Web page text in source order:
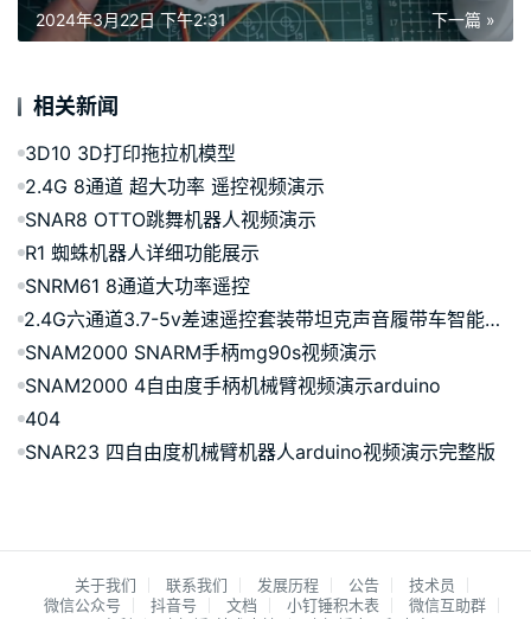
下一篇 »
2024年3月22日 下午2:31
相关新闻
3D10 3D打印拖拉机模型
2.4G 8通道 超大功率 遥控视频演示
SNAR8 OTTO跳舞机器人视频演示
R1 蜘蛛机器人详细功能展示
SNRM61 8通道大功率遥控
2.4G六通道3.7-5v差速遥控套装带坦克声音履带车智能演示CZM11
SNAM2000 SNARM手柄mg90s视频演示
SNAM2000 4自由度手柄机械臂视频演示arduino
404
SNAR23 四自由度机械臂机器人arduino视频演示完整版
关于我们 联系我们 发展历程 公告
技术员
微信公众号
抖音号 文档 小钉锤积木表
微信互助群